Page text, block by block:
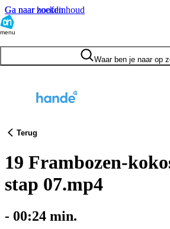
Ga naar hoofdinhoud
Ga naar zoeken
menu
Waar ben je naar op
Terug
19 Frambozen-
stap 07.mp4
- 00:24 min.